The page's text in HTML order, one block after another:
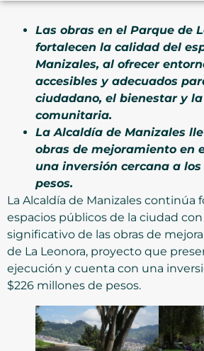
Las obras en el Parque de
fortalecen la calidad del
Manizales, al ofrecer
accesibles y adecuados
ciudadano, el bienestar y
comunitaria.
La Alcaldía de Manizales
obras de mejoramiento en
una inversión cercana a
pesos.
La Alcaldía de Manizales continúa
espacios públicos de la ciudad
significativo de las obras de
de La Leonora, proyecto que
ejecución y cuenta con una
$226 millones de pesos.